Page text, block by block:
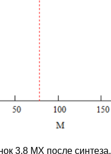
3.8 МХ после синтеза.